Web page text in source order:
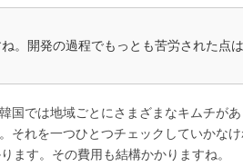
。開発の過程でもっとも苦労された点
国では地域ごとにさまざまなキムチが
それを一つひとつチェックしていかな
ます。その費用も結構かかりますね。